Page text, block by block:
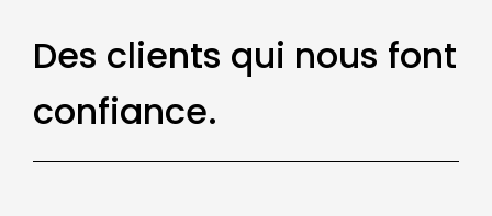
Des clients qui nous font
confiance.